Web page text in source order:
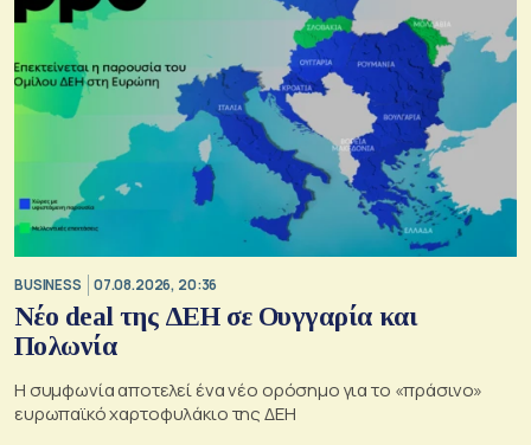
BUSINESS 07.08.2026, 20:36
Νέο deal της ΔΕΗ σε Ουγγαρία και
Πολωνία
Η συμφωνία αποτελεί ένα νέο ορόσημο για το «πράσινο»
ευρωπαϊκό χαρτοφυλάκιο της ΔΕΗ